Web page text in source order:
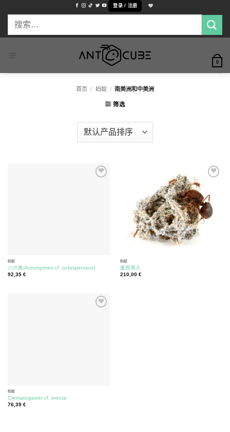
登录 / 注册
0
首页 / 蚂蚁 / 南美洲和中美洲
筛选
蚂蚁
八爪鱼(Acromyrmex cf. octospinosus)
92,35 €
蚂蚁
墨西哥人
210,00 €
蚂蚁
Crematogaster cf. erecta
76,39 €